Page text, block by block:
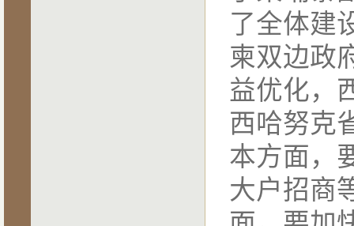
了全体建
柬双边政
益优化，
西哈努克
本方面，
大户招商